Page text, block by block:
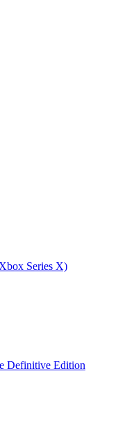
Series X)
Definitive Edition